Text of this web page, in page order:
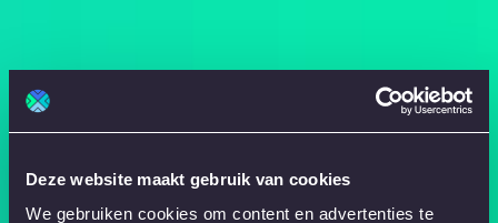
Deze website maakt gebruik van cookies
We gebruiken cookies om content en advertenties te